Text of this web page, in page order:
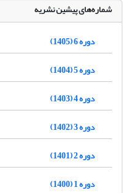
شماره‌های پیشین نشریه
دوره 6 (1405)
دوره 5 (1404)
دوره 4 (1403)
دوره 3 (1402)
دوره 2 (1401)
دوره 1 (1400)